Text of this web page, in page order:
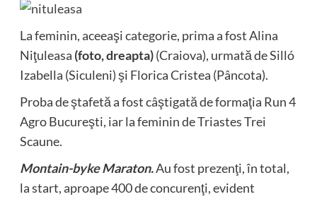
La feminin, aceeaşi categorie, prima a fost Alina
Niţuleasa (foto, dreapta)(Craiova), urmată de Silló
Izabella (Siculeni) şi Florica Cristea (Pâncota).
Proba de ştafetă a fost câştigată de formaţia Run 4
Agro Bucureşti, iar la feminin de Triastes Trei
Scaune.
Montain-byke Maraton.Au fost prezenţi, în total,
la start, aproape 400 de concurenţi, evident